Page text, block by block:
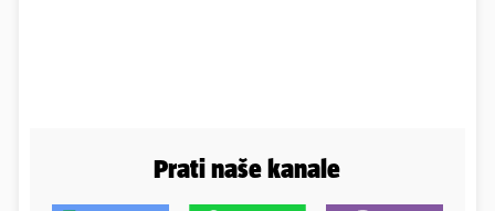
Prati naše kanale